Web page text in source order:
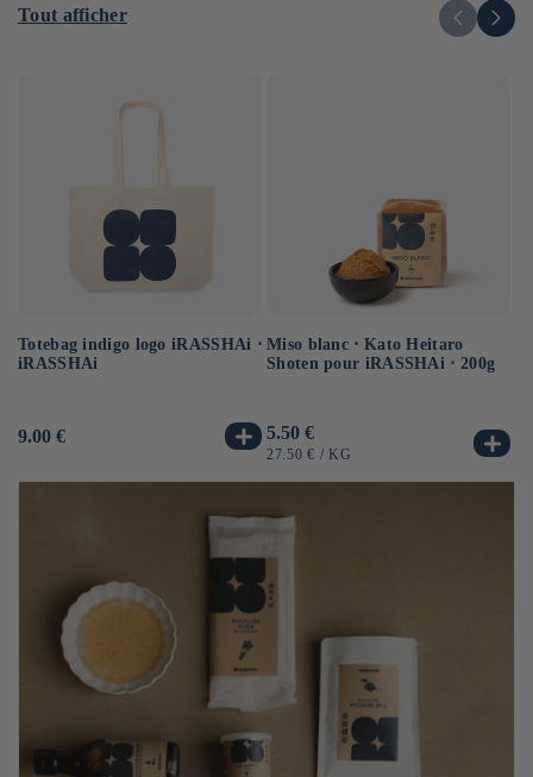
Tout afficher
Totebag indigo logo iRASSHAi ⋅
iRASSHAi
Prix
9.00 €
Miso blanc ⋅ Kato Heitaro
Shoten pour iRASSHAi ⋅ 200g
Prix
habituel
5.50 €
PRIX
27.50 € / PAR
KG